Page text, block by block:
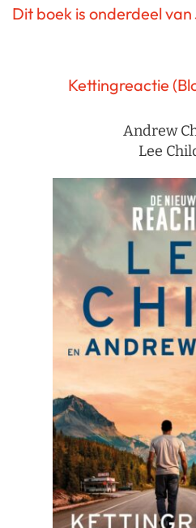
Dit boek is onderdeel
Kettingreactie
Andrew
Lee